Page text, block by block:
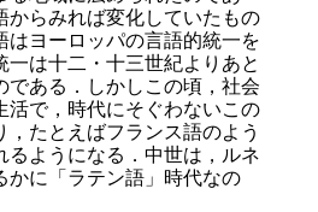
からみれば変化していたもの
はヨーロッパの言語的統一を
一は十二・十三世紀よりあと
である．しかしこの頃，社会
活で，時代にそぐわないこの
，たとえばフランス語のよう
るようになる．中世は，ルネ
かに「ラテン語」時代なの